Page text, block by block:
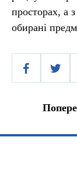
просторах, а
обирані